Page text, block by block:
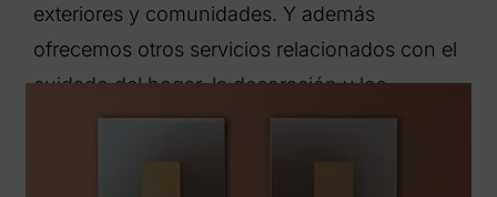
exteriores y comunidades. Y además
ofrecemos otros servicios relacionados con el
cuidado del hogar, la decoración y los
acabados decorativos.